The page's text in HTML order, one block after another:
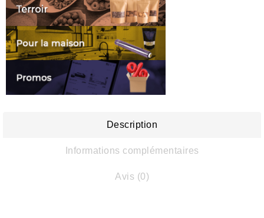
Description
Informations complémentaires
Avis (0)